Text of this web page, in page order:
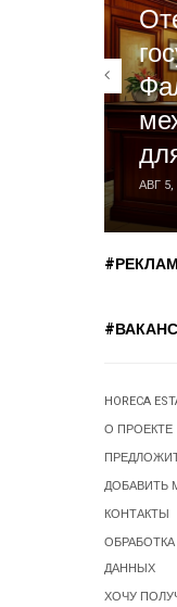
АВГ 5,
HORECA
О ПРОЕКТЕ
ДОБАВИТЬ
КОНТАКТЫ
ДАННЫХ
ХОЧУ